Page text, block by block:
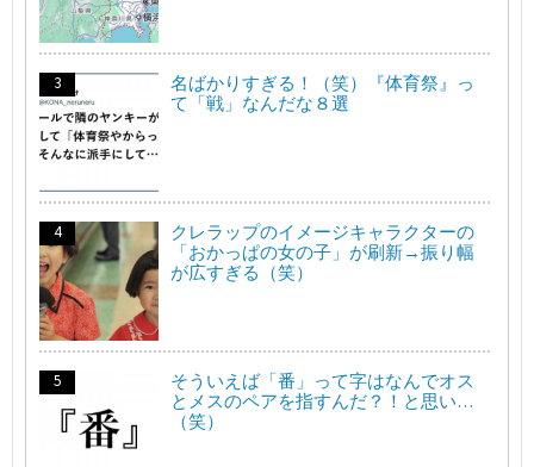
名ばかりすぎる！（笑）『体育祭』っ
て「戦」なんだな８選
クレラップのイメージキャラクターの
「おかっぱの女の子」が刷新→振り幅
が広すぎる（笑）
そういえば「番」って字はなんでオス
とメスのペアを指すんだ？！と思い…
（笑）